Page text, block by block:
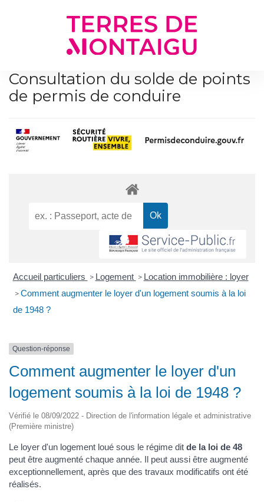
Consultation du solde de points
de permis de conduire
Accueil particuliers > Logement > Location immobilière : loyer
> Comment augmenter le loyer d'un logement soumis à la loi
de 1948 ?
Question-réponse
Comment augmenter le loyer d'un
logement soumis à la loi de 1948 ?
Vérifié le 08/09/2022 - Direction de l'information légale et administrative
(Première ministre)
Le loyer d'un logement loué sous le régime dit de la loi de 48
peut être augmenté chaque année. Il peut aussi être augmenté
exceptionnellement, après que des travaux modificatifs ont été
réalisés.